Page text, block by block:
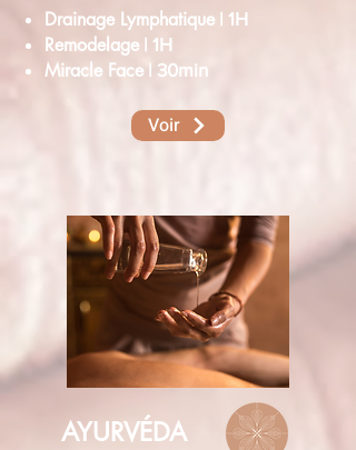
Drainage Lymphatique | 1H
Remodelage | 1H
Miracle Face | 30min
Voir
AYURVÉDA